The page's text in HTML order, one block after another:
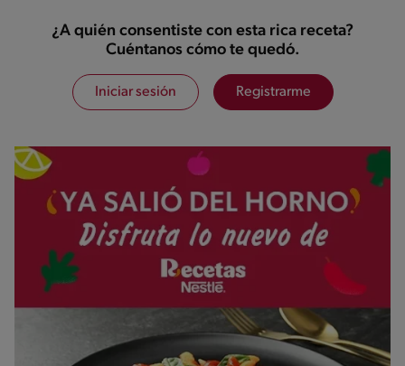
¿A quién consentiste con esta rica receta?
Cuéntanos cómo te quedó.
Iniciar sesión Registrarme